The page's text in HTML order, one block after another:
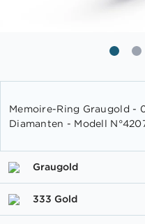
der
Bildgalerie
Memoire-Ring Graugold -
Diamanten - Modell
Graugold
333 Gold